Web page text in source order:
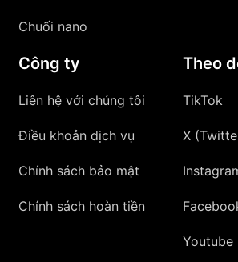
Chuối nano
Công ty
Liên hệ với chúng tôi
Điều khoản dịch vụ
Chính sách bảo mật
Chính sách hoàn tiền
Theo
TikTok
X
Youtube